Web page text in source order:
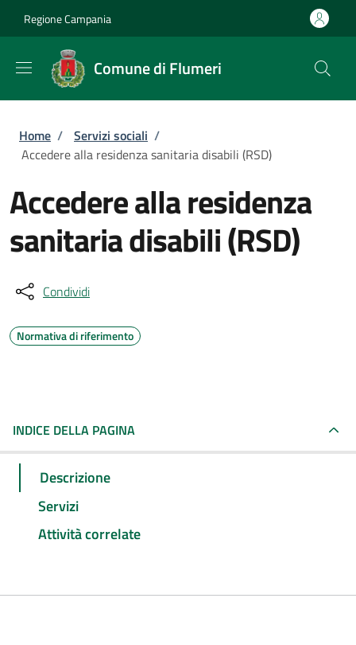
Regione Campania
Comune di Flumeri
Briciole di pane
Home / Servizi sociali /
Accedere alla residenza sanitaria disabili (RSD)
Accedere alla residenza
sanitaria disabili (RSD)
Condividi
Normativa di riferimento
INDICE DELLA PAGINA
Descrizione
Servizi
Attività correlate